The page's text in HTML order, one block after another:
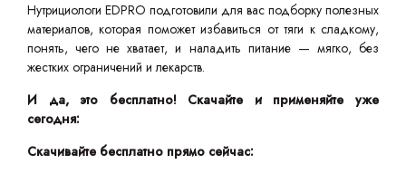
Нутрициологи EDPRO подготовили для вас подборку полезных
материалов, которая поможет избавиться от тяги к сладкому,
понять, чего не хватает, и наладить питание — мягко, без
жестких ограничений и лекарств.
И да, это бесплатно! Скачайте и применяйте уже
сегодня:
Скачивайте бесплатно прямо сейчас: